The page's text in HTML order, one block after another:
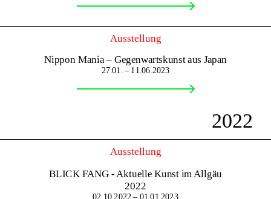
Ausstellung
Nippon Mania – Gegenwartskunst aus Japan
27.01. – 11.06.2023
2022
Ausstellung
BLICK FANG - Aktuelle Kunst im Allgäu
2022
02.10.2022 – 01.01.2023